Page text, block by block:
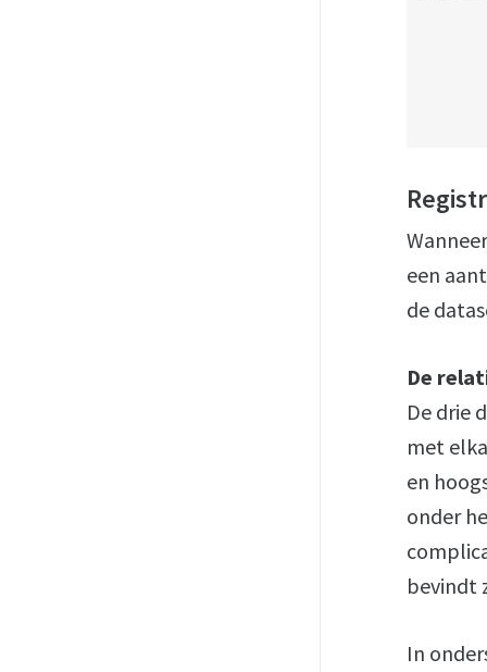
een
de
De
De drie
met
en
onder
bevindt
In